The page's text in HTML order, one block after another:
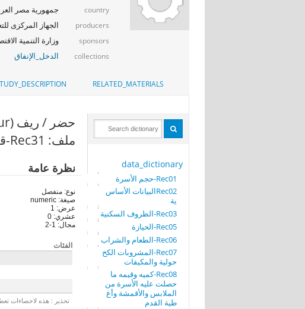
country جمهورية مصر
producers الجهاز المركزى
sponsors وزارة التنمية
collections الدخل_الإنفاق
RELATED_MATERIALS
data_dictionary
Rec01-حجم الأسرة
Rec02البيانات الأساس
ية
Rec03-الظروف السكنية
Rec05-الحيازة
Rec06-الطعام والشراب
Rec07-المشروبات الكح
حولية والمكيفات
Rec08-كميه وقيمه ما
حصلت عليه الأسرة من
الملابس والأقمشة وأغ
طية القدم
حضر / ريف (urbrur)
ملف: Rec31-قيمة الدخل السنوي الصافي للأسرة
نظرة عامة
نوع: منفصل
صيغة: numeric
عرض: 1
عشري: 0
مجال: 1-2
الفئات
تحذير : هذه لاحصاءات